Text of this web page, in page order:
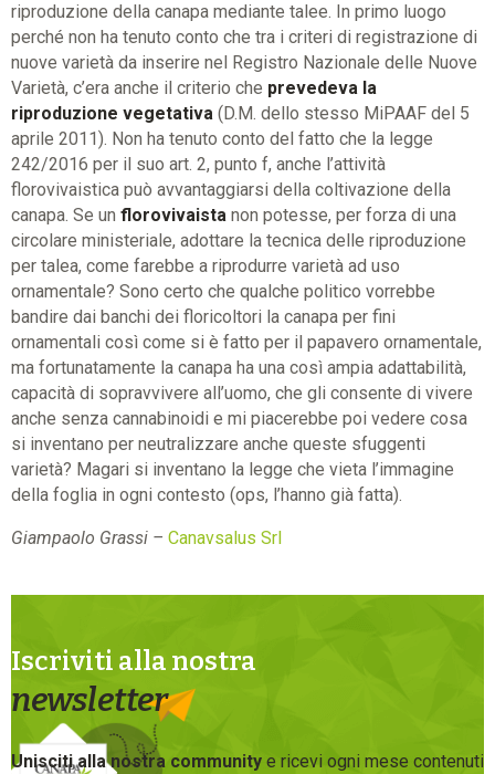
riproduzione della canapa mediante talee. In primo luogo
perché non ha tenuto conto che tra i criteri di registrazione di
nuove varietà da inserire nel Registro Nazionale delle Nuove
Varietà, c’era anche il criterio che prevedeva la
riproduzione vegetativa (D.M. dello stesso MiPAAF del 5
aprile 2011). Non ha tenuto conto del fatto che la legge
242/2016 per il suo art. 2, punto f, anche l’attività
florovivaistica può avvantaggiarsi della coltivazione della
canapa. Se un florovivaista non potesse, per forza di una
circolare ministeriale, adottare la tecnica delle riproduzione
per talea, come farebbe a riprodurre varietà ad uso
ornamentale? Sono certo che qualche politico vorrebbe
bandire dai banchi dei floricoltori la canapa per fini
ornamentali così come si è fatto per il papavero ornamentale,
ma fortunatamente la canapa ha una così ampia adattabilità,
capacità di sopravvivere all’uomo, che gli consente di vivere
anche senza cannabinoidi e mi piacerebbe poi vedere cosa
si inventano per neutralizzare anche queste sfuggenti
varietà? Magari si inventano la legge che vieta l’immagine
della foglia in ogni contesto (ops, l’hanno già fatta).
Giampaolo Grassi – Canavsalus Srl
Iscriviti alla nostra
newsletter
Unisciti alla nostra community e ricevi ogni mese contenuti